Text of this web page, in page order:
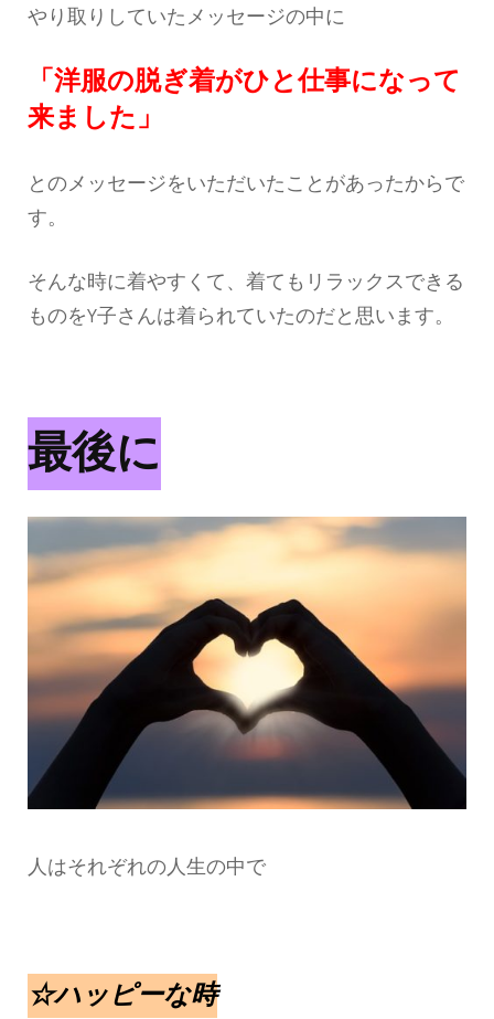
やり取りしていたメッセージの中に
「洋服の脱ぎ着がひと仕事になって
来ました」
とのメッセージをいただいたことがあったからで
す。
そんな時に着やすくて、着てもリラックスできる
ものをY子さんは着られていたのだと思います。
最後に
人はそれぞれの人生の中で
☆ハッピーな時